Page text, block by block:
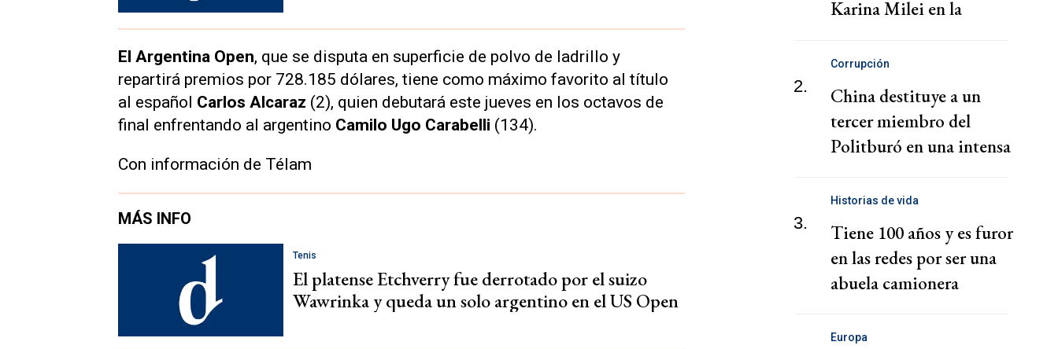
El Argentina Open, que se disputa en superficie de polvo de ladrillo y
repartirá premios por 728.185 dólares, tiene como máximo favorito al título
al español Carlos Alcaraz (2), quien debutará este jueves en los octavos de
final enfrentando al argentino Camilo Ugo Carabelli (134).
Con información de Télam
MÁS INFO
Tenis
El platense Etchverry fue derrotado por el suizo
Wawrinka y queda un solo argentino en el US Open
Karina Milei en la
2.
Corrupción
China destituye a un
tercer miembro del
Politburó en una intensa
anticorrupción
3.
Historias de vida
Tiene 100 años y es furor
en las redes por ser una
abuela camionera
Europa